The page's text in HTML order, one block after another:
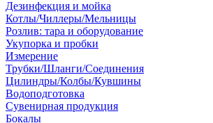
Дезинфекция и мойка
Котлы/Чиллеры/Мельницы
Розлив: тара и оборудование
Укупорка и пробки
Измерение
Трубки/Шланги/Соединения
Цилиндры/Колбы/Кувшины
Водоподготовка
Сувенирная продукция
Бокалы